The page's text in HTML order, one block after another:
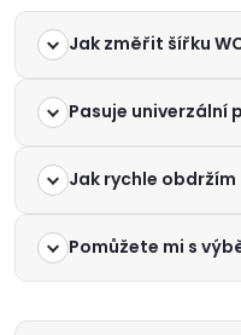
Jak změřit šířku
Pasuje univerzální
Jak rychle
Pomůžete mi s